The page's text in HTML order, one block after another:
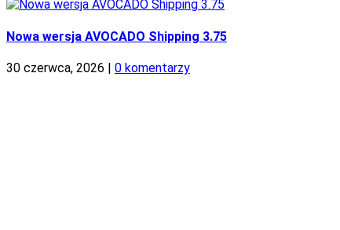
Nowa wersja AVOCADO Shipping 3.75
30 czerwca, 2026 | 0 komentarzy